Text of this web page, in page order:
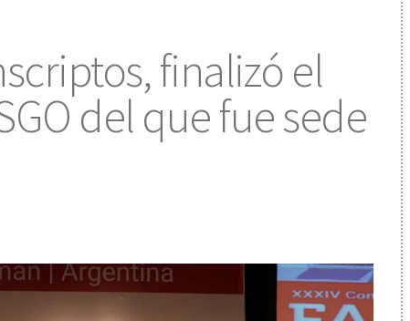
finalizó el
del que fue sede